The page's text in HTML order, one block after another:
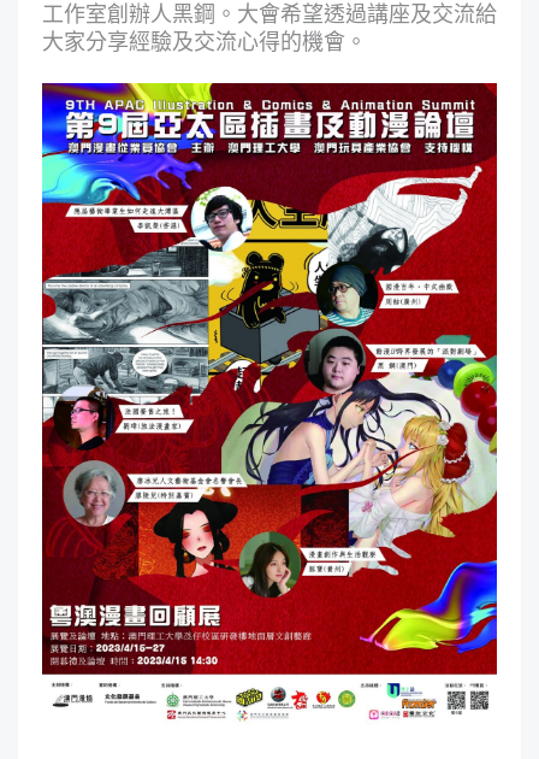
工作室創辦人黑鋼。大會希望透過講座及交流給
大家分享經驗及交流心得的機會。